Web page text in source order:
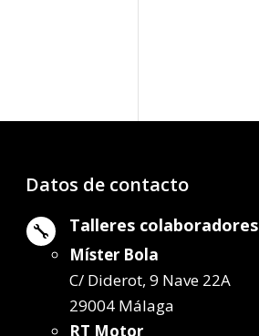
Datos de contacto
 Talleres colaboradores
Míster Bola
C/ Diderot, 9 Nave 22A
29004 Málaga
RT Motor